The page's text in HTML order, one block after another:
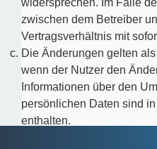
widersprechen. Im Falle
zwischen dem Betreiber
Vertragsverhältnis mit
Die Änderungen gelten
wenn der Nutzer den
Informationen über den
persönlichen Daten sind
enthalten.